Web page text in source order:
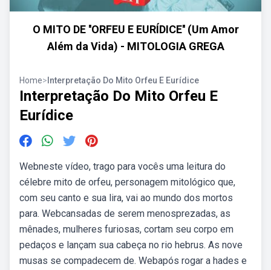
O MITO DE ''ORFEU E EURÍDICE'' (Um Amor
Além da Vida) - MITOLOGIA GREGA
Home> Interpretação Do Mito Orfeu E Eurídice
Interpretação Do Mito Orfeu E
Eurídice
Webneste vídeo, trago para vocês uma leitura do
célebre mito de orfeu, personagem mitológico que,
com seu canto e sua lira, vai ao mundo dos mortos
para. Webcansadas de serem menosprezadas, as
mênades, mulheres furiosas, cortam seu corpo em
pedaços e lançam sua cabeça no rio hebrus. As nove
musas se compadecem de. Webapós rogar a hades e